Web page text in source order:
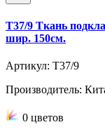
T37/9 Ткань
шир. 150см.
Артикул: T37/9
Производитель:
0 цветов